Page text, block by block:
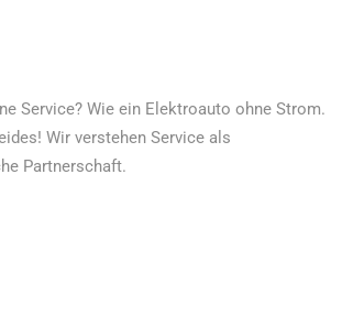
Service? Wie ein Elektroauto ohne Strom.
Wir verstehen Service als
Partnerschaft.